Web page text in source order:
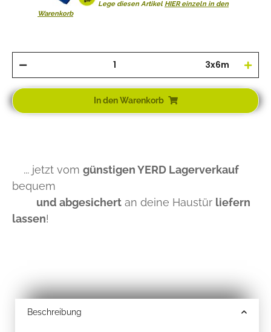
Lege diesen Artikel HIER einzeln in den
Warenkorb
3x6m
In den Warenkorb
... jetzt vom günstigen YERD Lagerverkauf
bequem
und abgesichert an deine Haustür liefern
lassen!
Beschreibung